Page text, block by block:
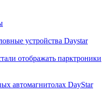
устройства Daystar
отображать парктроники
автомагнитолах DayStar